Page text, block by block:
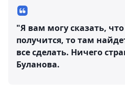
"Я вам могу сказать,
получится, то там
все сделать. Ничего
Буланова.